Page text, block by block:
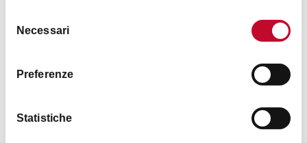
delNecessari
Preferenze
Statistiche
Orari